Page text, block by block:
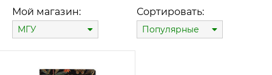
Мой магазин:
МГУ
Сортировать:
Популярные